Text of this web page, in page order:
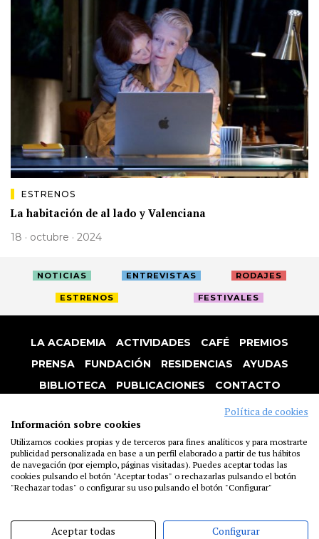
ESTRENOS
La habitación de al lado y Valenciana
18 · octubre · 2024
NOTICIAS ENTREVISTAS RODAJES
ESTRENOS FESTIVALES
LA ACADEMIA ACTIVIDADES CAFÉ
PREMIOS
PRENSA
FUNDACIÓN RESIDENCIAS
AYUDAS
BIBLIOTECA
PUBLICACIONES
CONTACTO
COOKIES
Política de cookies
Información sobre cookies
Utilizamos cookies propias y de terceros para fines analíticos y para mostrarte
publicidad personalizada en base a un perfil elaborado a partir de tus hábitos
de navegación (por ejemplo, páginas visitadas). Puedes aceptar todas las
cookies pulsando el botón "Aceptar todas" o rechazarlas pulsando el botón
"Rechazar todas" o configurar su uso pulsando el botón "Configurar"
Aceptar todas Configurar